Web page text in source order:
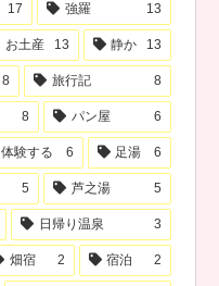
17 強羅 13
お土産 13 静か 13
8 旅行記 8
8 パン屋 6
体験する 6 足湯 6
5 芦之湯 5
日帰り温泉 3
畑宿 2 宿泊 2